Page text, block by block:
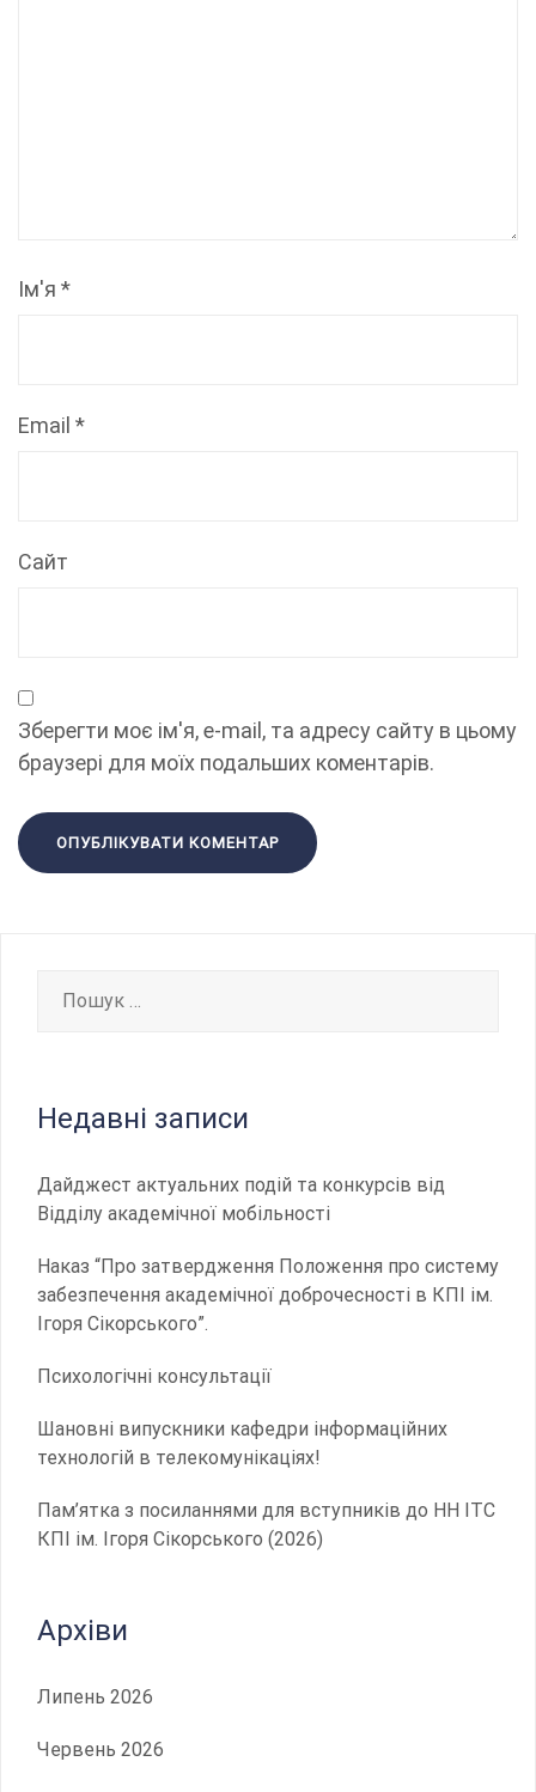
Ім'я *
Email *
Сайт
Зберегти моє ім'я, e-mail, та адресу сайту в цьому
браузері для моїх подальших коментарів.
Недавні записи
Дайджест актуальних подій та конкурсів від
Відділу академічної мобільності
Наказ “Про затвердження Положення про систему
забезпечення академічної доброчесності в КПІ ім.
Ігоря Сікорського”.
Психологічні консультації
Шановні випускники кафедри інформаційних
технологій в телекомунікаціях!
Пам’ятка з посиланнями для вступників до НН ІТС
КПІ ім. Ігоря Сікорського (2026)
Архіви
Липень 2026
Червень 2026